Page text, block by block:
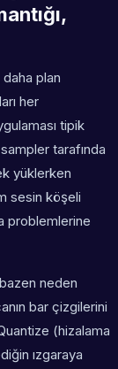
plan
her
tipik
tarafında
yüklerken
sesin köşeli
problemlerine
neden
bar çizgilerini
(hizalama
ızgaraya